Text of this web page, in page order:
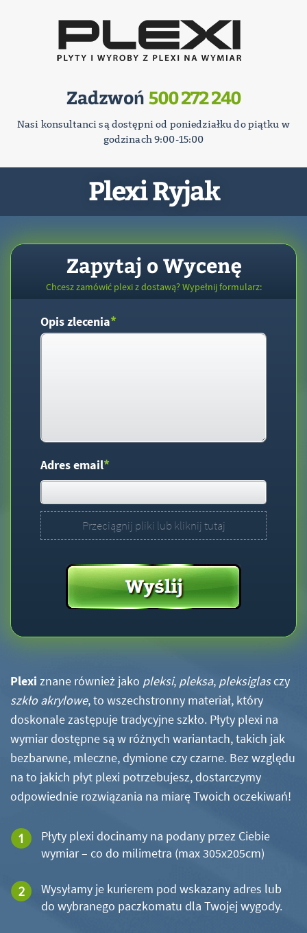
Zadzwoń 500 272 240
Nasi konsultanci są dostępni od poniedziałku do piątku w
godzinach 9:00-15:00
Plexi Ryjak
Zapytaj o Wycenę
Chcesz zamówić plexi z dostawą? Wypełnij formularz:
Opis zlecenia*
Adres email*
Przeciągnij pliki lub kliknij tutaj
Plexi znane również jako pleksi, pleksa, pleksiglasczy
szkło akrylowe, to wszechstronny materiał, który
doskonale zastępuje tradycyjne szkło. Płyty plexi na
wymiar dostępne są w różnych wariantach, takich jak
bezbarwne, mleczne, dymione czy czarne. Bez względu
na to jakich płyt plexi potrzebujesz, dostarczymy
odpowiednie rozwiązania na miarę Twoich oczekiwań!
Płyty plexi docinamy na podany przez Ciebie
wymiar – co do milimetra (max 305x205cm)
Wysyłamy je kurierem pod wskazany adres lub
do wybranego paczkomatu dla Twojej wygody.